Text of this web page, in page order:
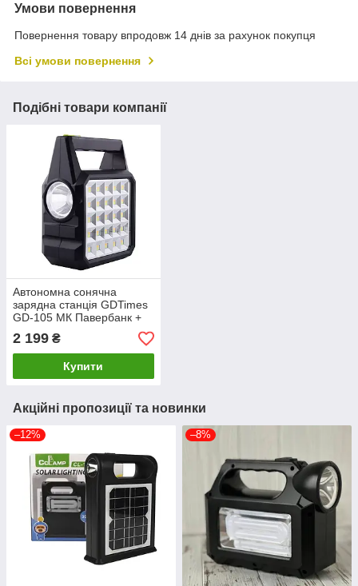
Умови повернення
Повернення товару впродовж 14 днів за рахунок покупця
Всі умови повернення
Подібні товари компанії
Автономна сонячна
зарядна станція GDTimes
GD-105 МК Павербанк +
освітлення
2 199 ₴
Купити
Акційні пропозиції та новинки
–12% –8%